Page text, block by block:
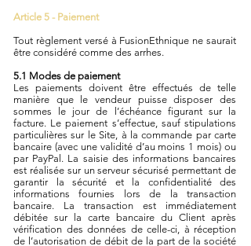
Article 5 - Paiement
Tout règlement versé à FusionEthnique ne saurait
être considéré comme des arrhes.
5.1 Modes de paiement
Les paiements doivent être effectués de telle
manière que le vendeur puisse disposer des
sommes le jour de l’échéance figurant sur la
facture. Le paiement s’effectue, sauf stipulations
particulières sur le Site, à la commande par carte
bancaire (avec une validité d’au moins 1 mois) ou
par PayPal. La saisie des informations bancaires
est réalisée sur un serveur sécurisé permettant de
garantir la sécurité et la confidentialité des
informations fournies lors de la transaction
bancaire. La transaction est immédiatement
débitée sur la carte bancaire du Client après
vérification des données de celle-ci, à réception
de l’autorisation de débit de la part de la société